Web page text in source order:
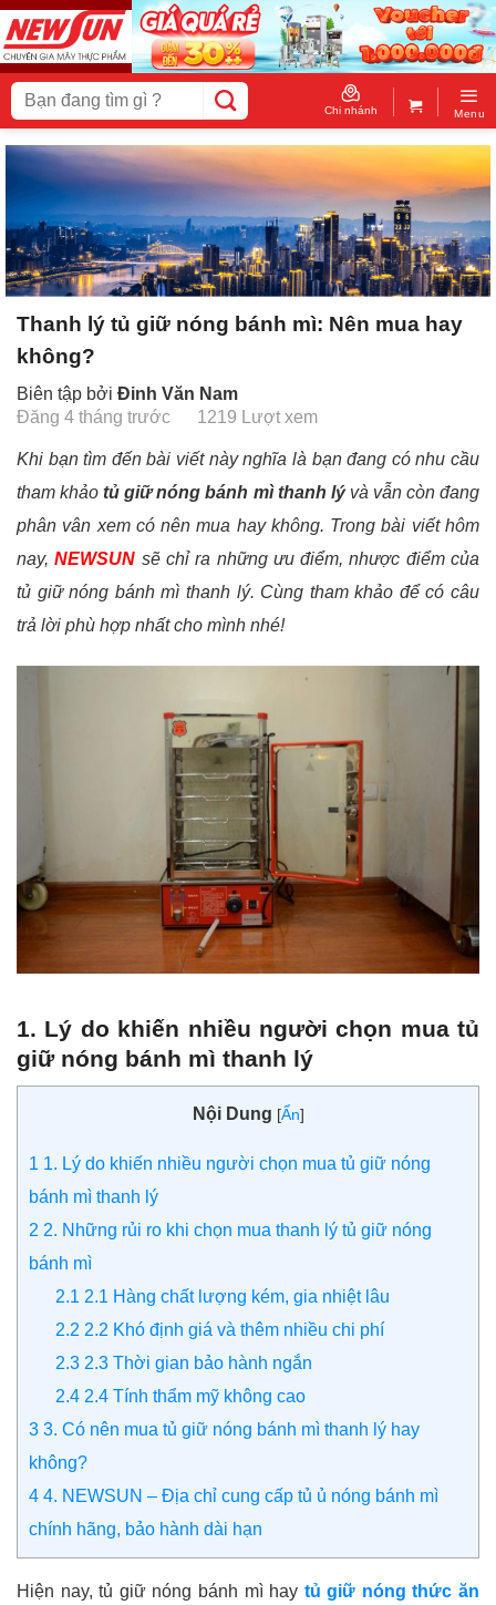
Skip
to
content
Tìm
kiếm:
Chi nhánh Menu
Thanh lý tủ giữ nóng bánh mì: Nên mua hay
không?
Biên tập bởi Đinh Văn Nam
Đăng 4 tháng trước
1219 Lượt xem
Khi bạn tìm đến bài viết này nghĩa là bạn đang có nhu cầu
tham khảotủ giữ nóng bánh mì thanh lývà vẫn còn đang
phân vân xem có nên mua hay không. Trong bài viết hôm
nay,NEWSUN sẽ chỉ ra những ưu điểm, nhược điểm của
tủ giữ nóng bánh mì thanh lý. Cùng tham khảo để có câu
trả lời phù hợp nhất cho mình nhé!
1. Lý do khiến nhiều người chọn mua tủ
giữ nóng bánh mì thanh lý
Nội Dung [Ẩn]
1 1. Lý do khiến nhiều người chọn mua tủ giữ nóng
bánh mì thanh lý
2 2. Những rủi ro khi chọn mua thanh lý tủ giữ nóng
bánh mì
2.1 2.1 Hàng chất lượng kém, gia nhiệt lâu
2.2 2.2 Khó định giá và thêm nhiều chi phí
2.3 2.3 Thời gian bảo hành ngắn
2.4 2.4 Tính thẩm mỹ không cao
3 3. Có nên mua tủ giữ nóng bánh mì thanh lý hay
không?
4 4. NEWSUN – Địa chỉ cung cấp tủ ủ nóng bánh mì
chính hãng, bảo hành dài hạn
Hiện nay, tủ giữ nóng bánh mì hay tủ giữ nóng thức ăn